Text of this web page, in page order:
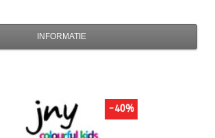
INFORMATIE
-40%